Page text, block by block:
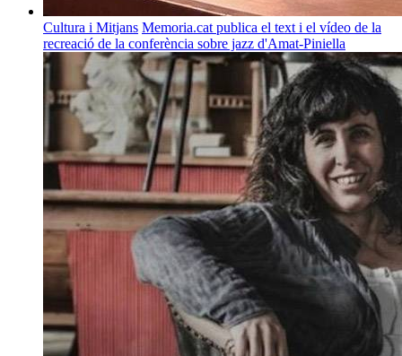
Cultura i Mitjans Memoria.cat publica el text i el vídeo de la
recreació de la conferència sobre jazz d'Amat-Piniella